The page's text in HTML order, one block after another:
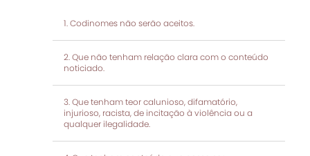
Codinomes não serão aceitos.
Que não tenham relação clara com o conteúdo
noticiado.
Que tenham teor calunioso, difamatório,
injurioso, racista, de incitação à violência ou a
qualquer ilegalidade.